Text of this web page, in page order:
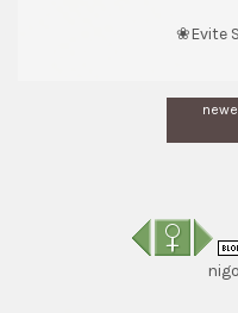
❀Evite